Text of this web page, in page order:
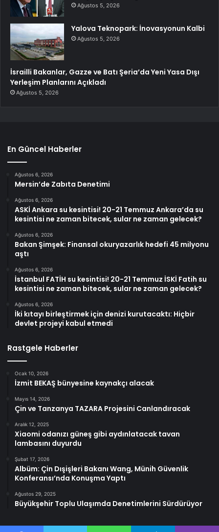
Ağustos 5, 2026
Yalova Teknopark: İnovasyonun Kalbi
Ağustos 5, 2026
İsrailli Bakanlar, Gazze ve Batı Şeria’da Yeni Yasa Dışı
Yerleşim Planlarını Açıkladı
Ağustos 5, 2026
En Güncel Haberler
Ağustos 6, 2026
Mersin’de Zabıta Denetimi
Ağustos 6, 2026
ASKİ Ankara su kesintisi! 20-21 Temmuz Ankara’da su
kesintisi ne zaman bitecek, sular ne zaman gelecek?
Ağustos 6, 2026
Bakan Şimşek: Finansal okuryazarlık hedefi 45 milyonu
aştı
Ağustos 6, 2026
İstanbul FATİH su kesintisi! 20-21 Temmuz İSKİ Fatih su
kesintisi ne zaman bitecek, sular ne zaman gelecek?
Ağustos 6, 2026
İki kıtayı birleştirmek için denizi kurutacaktı: Hiçbir
devlet projeyi kabul etmedi
Rastgele Haberler
Ocak 10, 2026
İzmit BEKAŞ bünyesine kaynakçı alacak
Mayıs 14, 2026
Çin ve Tanzanya TAZARA Projesini Canlandıracak
Aralık 12, 2025
Xiaomi odanızı güneş gibi aydınlatacak tavan
lambasını duyurdu
Şubat 17, 2026
Albüm: Çin Dışişleri Bakanı Wang, Münih Güvenlik
Konferansı’nda Konuşma Yaptı
Ağustos 29, 2025
Büyükşehir Toplu Ulaşımda Denetimlerini Sürdürüyor